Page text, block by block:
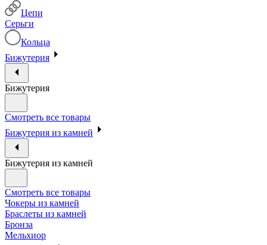
Цепи
Серьги
Кольца
Бижутерия
Бижутерия
Смотреть все товары
Бижутерия из камней
Бижутерия из камней
Смотреть все товары
Чокеры из камней
Браслеты из камней
Бронза
Мельхиор